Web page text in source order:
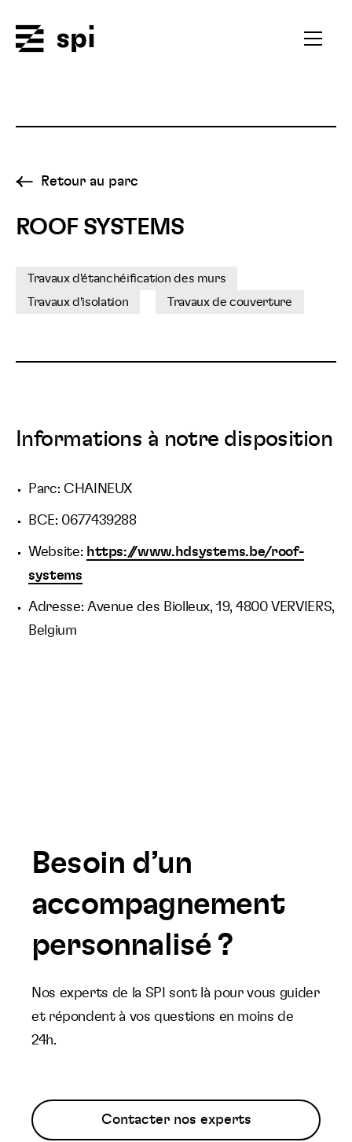
Ouvrir
Retour au parc
ROOF SYSTEMS
Travaux d'étanchéification des murs
Travaux d'isolation
Travaux de couverture
Informations à notre disposition
Parc: CHAINEUX
BCE: 0677439288
Website: https://www.hdsystems.be/roof-
systems
Adresse: Avenue des Biolleux, 19, 4800 VERVIERS,
Belgium
Besoin d’un
accompagnement
personnalisé ?
Nos experts de la SPI sont là pour vous guider
et répondent à vos questions en moins de
24h.
Contacter nos experts